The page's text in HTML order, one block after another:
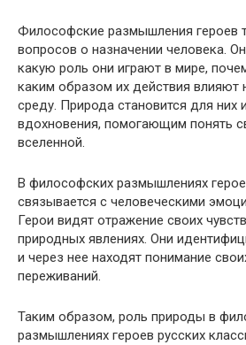
Философские размышления героев
вопросов о назначении человека.
какую роль они играют в мире,
каким образом их действия
среду. Природа становится для них
вдохновения, помогающим понять
вселенной.
В философских размышлениях
связывается с человеческими
Герои видят отражение своих
природных явлениях. Они
и через нее находят понимание
переживаний.
Таким образом, роль природы в
размышлениях героев русских